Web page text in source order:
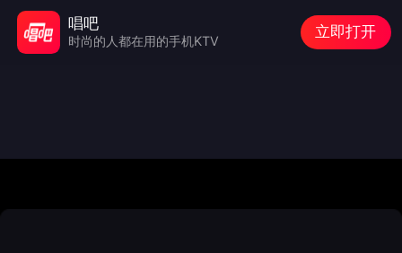
唱吧
时尚的人都在用的手机KTV
立即打开